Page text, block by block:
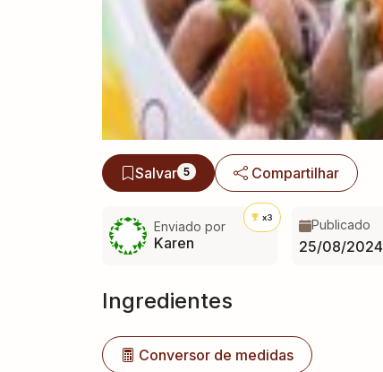
Salvar 5 Compartilhar
Enviado por
Karen
x3 Publicado
25/08/2024
Ingredientes
Conversor de medidas